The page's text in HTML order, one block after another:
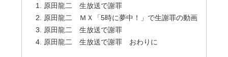
原田龍二 生放送で謝罪
原田龍二 ＭＸ「5時に夢中！」で生謝罪の動画
原田龍二 生放送で謝罪
原田龍二 生放送で謝罪 おわりに